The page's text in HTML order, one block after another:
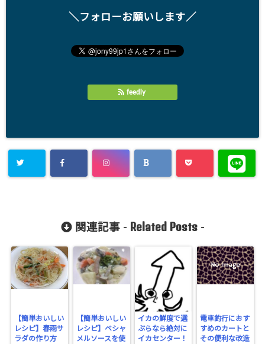
＼フォローお願いします／
feedly
関連記事 - Related Posts-
【簡単おいしい
レシピ】春雨サ
ラダの作り方
【簡単おいしい
レシピ】ベシャ
メルソースを使
イカの鮮度で選
ぶらなら絶対に
イカセンター！
電車釣行におす
すめのカートと
その便利な改造